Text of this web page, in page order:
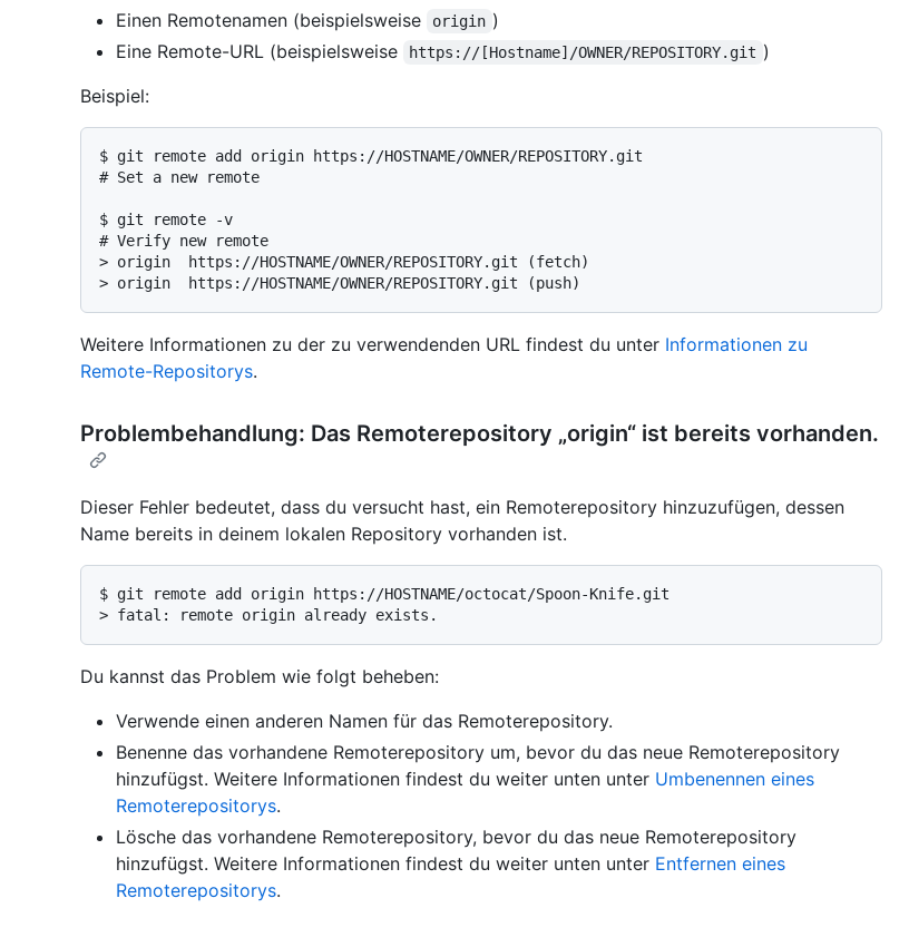
Einen Remotenamen (beispielsweise
origin )
Eine Remote-URL (beispielsweise
https://[Hostname]/OWNER/REPOSITORY.git )
Beispiel:
$ git remote add origin https://HOSTNAME/OWNER/REPOSITORY.git
# Set a new remote
$ git remote -v
# Verify new remote
> origin  https://HOSTNAME/OWNER/REPOSITORY.git (fetch)
> origin  https://HOSTNAME/OWNER/REPOSITORY.git (push)
Weitere Informationen zu der zu verwendenden URL findest du unter Informationen zu
Remote-Repositorys.
Problembehandlung: Das Remoterepository „origin“ ist bereits vorhanden.
Dieser Fehler bedeutet, dass du versucht hast, ein Remoterepository hinzuzufügen, dessen
Name bereits in deinem lokalen Repository vorhanden ist.
$ git remote add origin https://HOSTNAME/octocat/Spoon-Knife.git
> fatal: remote origin already exists.
Du kannst das Problem wie folgt beheben:
Verwende einen anderen Namen für das Remoterepository.
Benenne das vorhandene Remoterepository um, bevor du das neue Remoterepository
hinzufügst. Weitere Informationen findest du weiter unten unter Umbenennen eines
Remoterepositorys.
Lösche das vorhandene Remoterepository, bevor du das neue Remoterepository
hinzufügst. Weitere Informationen findest du weiter unten unter Entfernen eines
Remoterepositorys.